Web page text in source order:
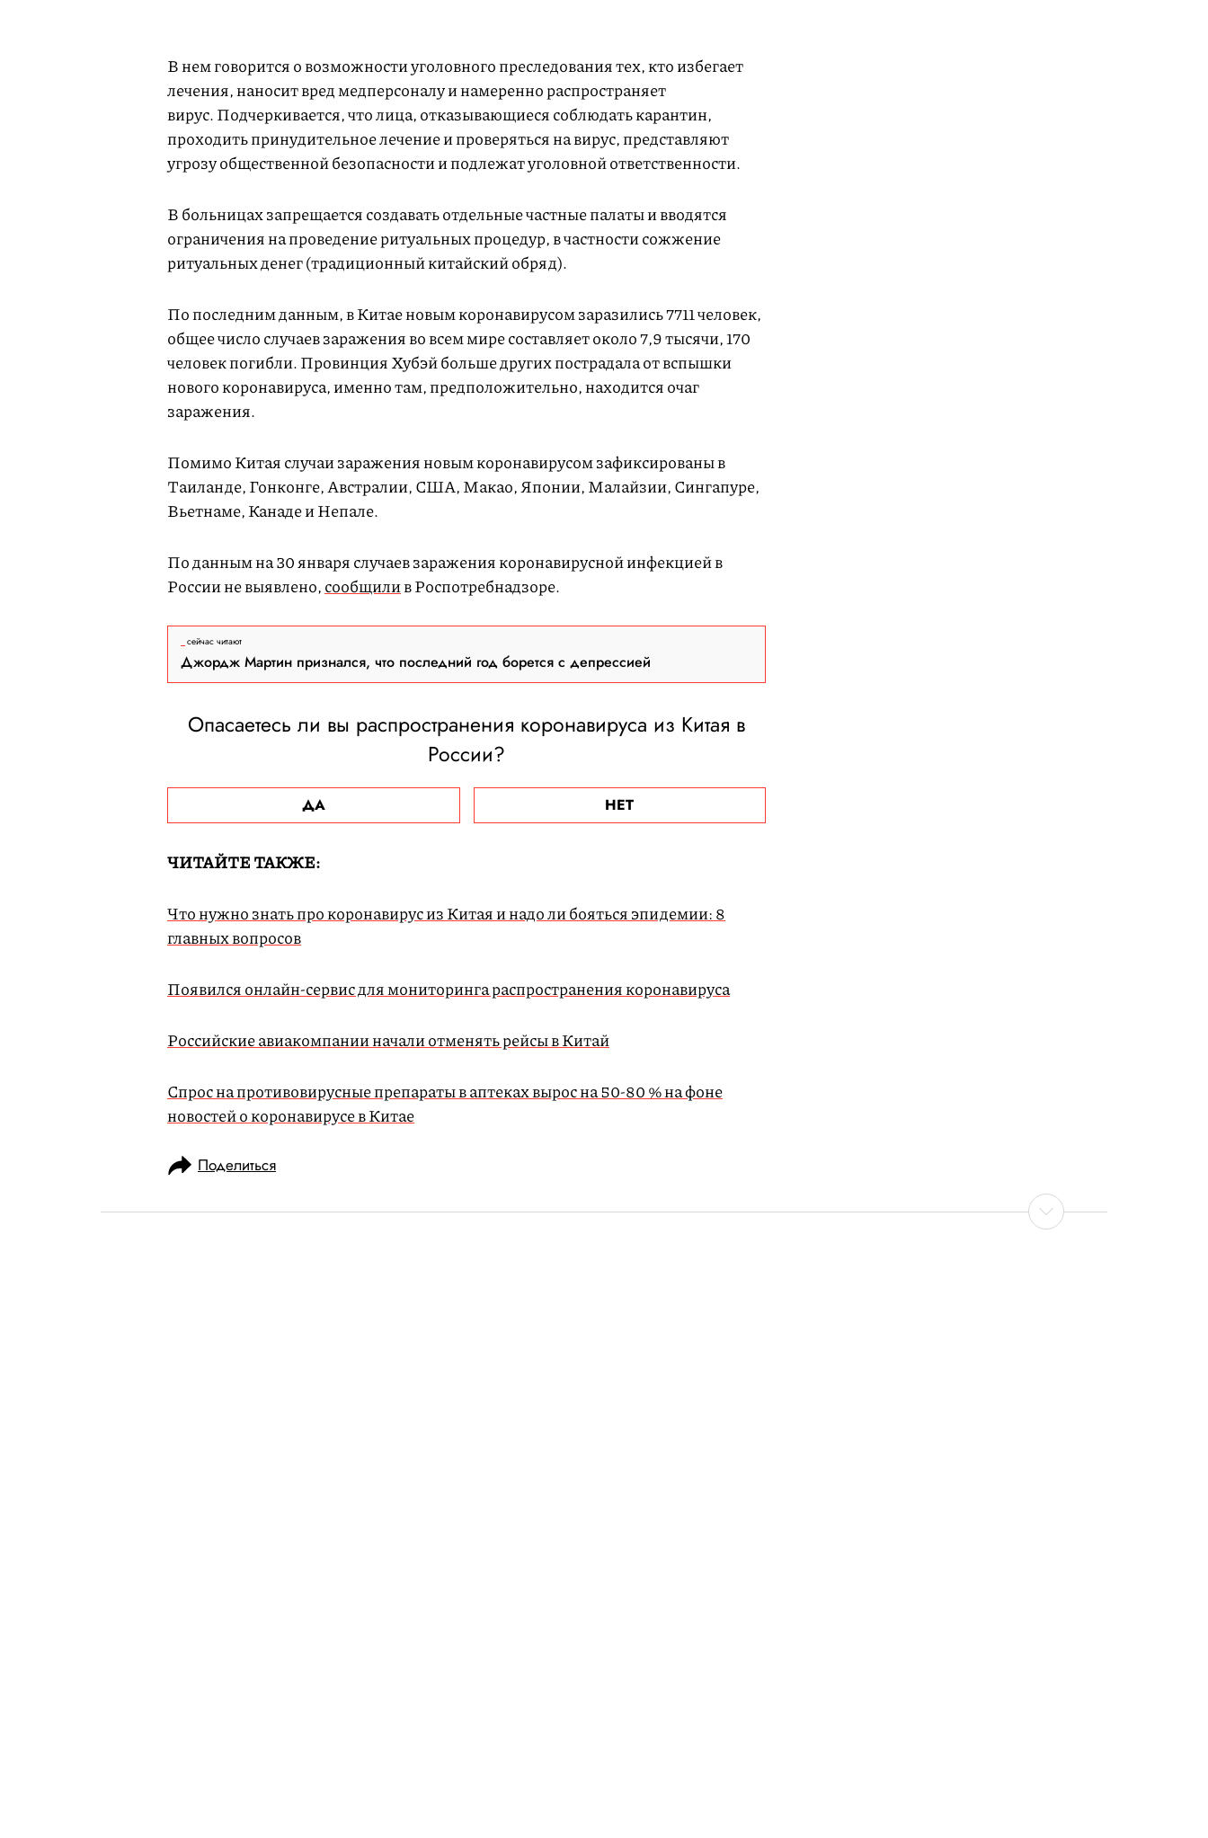
В нем говорится о возможности уголовного преследования тех, кто избегает
лечения, наносит вред медперсоналу и намеренно распространяет
вирус. Подчеркивается, что лица, отказывающиеся соблюдать карантин,
проходить принудительное лечение и проверяться на вирус, представляют
угрозу общественной безопасности и подлежат уголовной ответственности.
В больницах запрещается создавать отдельные частные палаты и вводятся
ограничения на проведение ритуальных процедур, в частности сожжение
ритуальных денег (традиционный китайский обряд).
По последним данным, в Китае новым коронавирусом заразились 7711 человек,
общее число случаев заражения во всем мире составляет около 7,9 тысячи, 170
человек погибли. Провинция Хубэй больше других пострадала от вспышки
нового коронавируса, именно там, предположительно, находится очаг
заражения.
Помимо Китая случаи заражения новым коронавирусом зафиксированы в
Таиланде, Гонконге, Австралии, США, Макао, Японии, Малайзии, Сингапуре,
Вьетнаме, Канаде и Непале.
По данным на 30 января случаев заражения коронавирусной инфекцией в
России не выявлено,сообщилив Роспотребнадзоре.
сейчас читают
Джордж Мартин признался, что последний год борется с депрессией
Опасаетесь ли вы распространения коронавируса из Китая в
России?
ДА НЕТ
ЧИТАЙТЕ ТАКЖЕ:
Что нужно знать про коронавирус из Китая и надо ли бояться эпидемии: 8
главных вопросов
Появился онлайн-сервис для мониторинга распространения коронавируса
Российские авиакомпании начали отменять рейсы в Китай
Спрос на противовирусные препараты в аптеках вырос на 50-80 % на фоне
новостей о коронавирусе в Китае
Поделиться